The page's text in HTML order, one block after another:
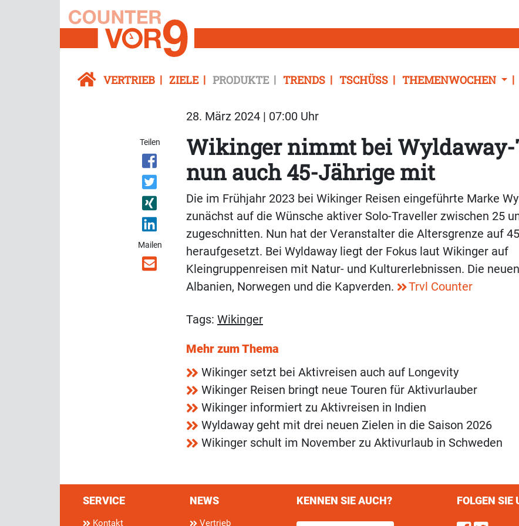
VERTRIEB ZIELE PRODUKTE TRENDS TSCHÜSS THEMENWOCHEN
28. März 2024 | 07:00 Uhr
Teilen
Mailen
Wikinger nimmt bei Wyldaway-
nun auch 45-Jährige mit
Die im Frühjahr 2023 bei Wikinger Reisen eingeführte Marke
zunächst auf die Wünsche aktiver Solo-Traveller zwischen 25
zugeschnitten. Nun hat der Veranstalter die Altersgrenze auf
heraufgesetzt. Bei Wyldaway liegt der Fokus laut Wikinger auf
Kleingruppenreisen mit Natur- und Kulturerlebnissen. Die
Albanien, Norwegen und die Kapverden.
Trvl Counter
Tags: Wikinger
Mehr zum Thema
Wikinger setzt bei Aktivreisen auch auf Longevity
Wikinger Reisen bringt neue Touren für Aktivurlauber
Wikinger informiert zu Aktivreisen in Indien
Wyldaway geht mit drei neuen Zielen in die Saison 2026
Wikinger schult im November zu Aktivurlaub in Schweden
SERVICE
Kontakt
NEWS
Vertrieb
KENNEN SIE AUCH? FOLGEN SIE